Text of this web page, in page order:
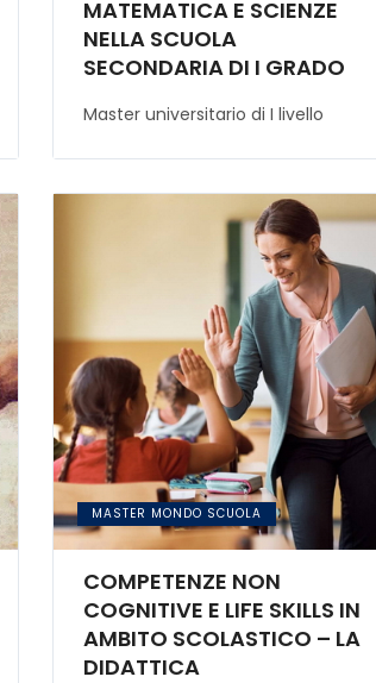
MATEMATICA E SCIENZE
NELLA SCUOLA
SECONDARIA DI I GRADO
Master universitario di I livello
MASTER MONDO SCUOLA
COMPETENZE NON
COGNITIVE E LIFE SKILLS IN
AMBITO SCOLASTICO – LA
DIDATTICA